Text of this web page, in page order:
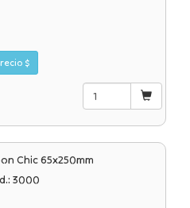
Precio $
Chic 65x250mm
3000